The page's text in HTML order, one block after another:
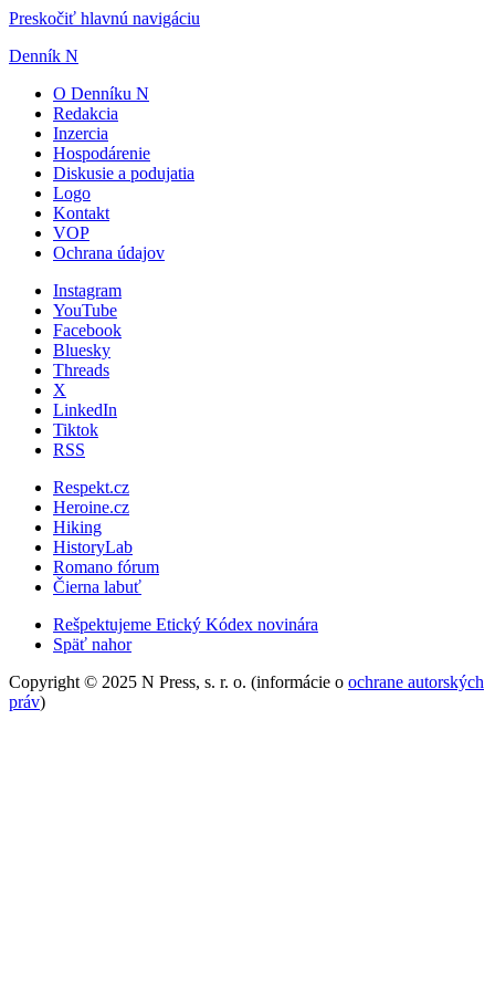
Preskočiť hlavnú navigáciu
Denník N
O Denníku N
Redakcia
Inzercia
Hospodárenie
Diskusie a podujatia
Logo
Kontakt
VOP
Ochrana údajov
Instagram
YouTube
Facebook
Bluesky
Threads
X
LinkedIn
Tiktok
RSS
Respekt.cz
Heroine.cz
Hiking
HistoryLab
Romano fórum
Čierna labuť
Rešpektujeme Etický Kódex novinára
Späť nahor
Copyright © 2025 N Press, s. r. o. (informácie o ochrane autorských
práv)